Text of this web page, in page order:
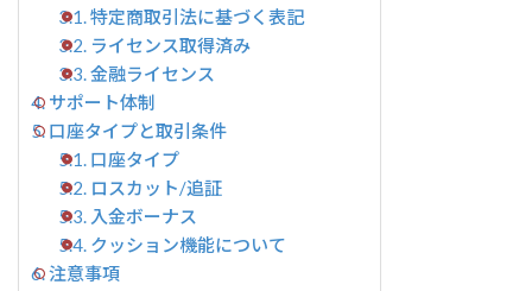
1.3.2
ライセ
ンス取
得済み
1.3.2.1
抜粋して
みまし
た。
1.3.3
金融ラ
イセン
特定商取引法に基づく表記
ライセンス取得済み
金融ライセンス
サポート体制
口座タイプと取引条件
口座タイプ
ロスカット/追証
入金ボーナス
クッション機能について
注意事項